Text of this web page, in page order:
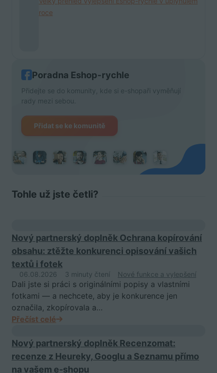
roce
Poradna Eshop-rychle
Přidejte se do komunity, kde si e-shopaři vyměňují
rady mezi sebou.
Přidat se ke komunitě
Tohle už jste četli?
Nový partnerský doplněk Ochrana kopírování
obsahu: ztěžte konkurenci opisování vašich
textů i fotek
06.08.2026 3 minuty čtení Nové funkce a vylepšení
Dali jste si práci s originálními popisy a vlastními
fotkami — a nechcete, aby je konkurence jen
označila, zkopírovala a…
Přečíst celé
Nový partnerský doplněk Recenzomat:
recenze z Heureky, Googlu a Seznamu přímo
na vašem e-shopu